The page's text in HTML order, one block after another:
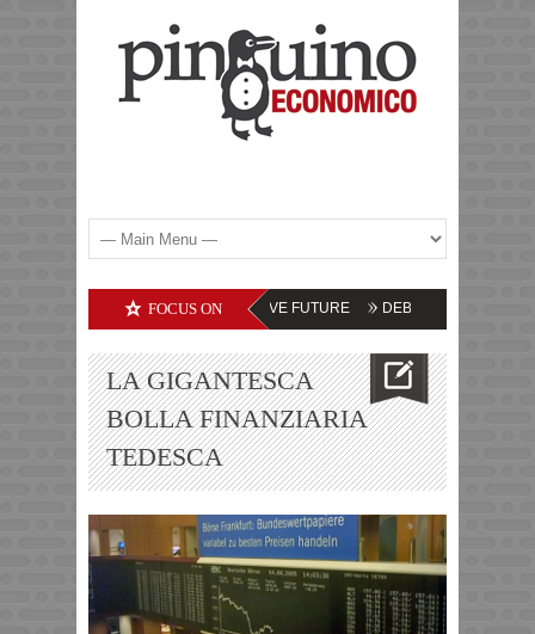
FOCUS ON
– LE PROSPETTIVE FUTURE DEBITI DELLE SOCIETA’
LA GIGANTESCA
BOLLA FINANZIARIA
TEDESCA